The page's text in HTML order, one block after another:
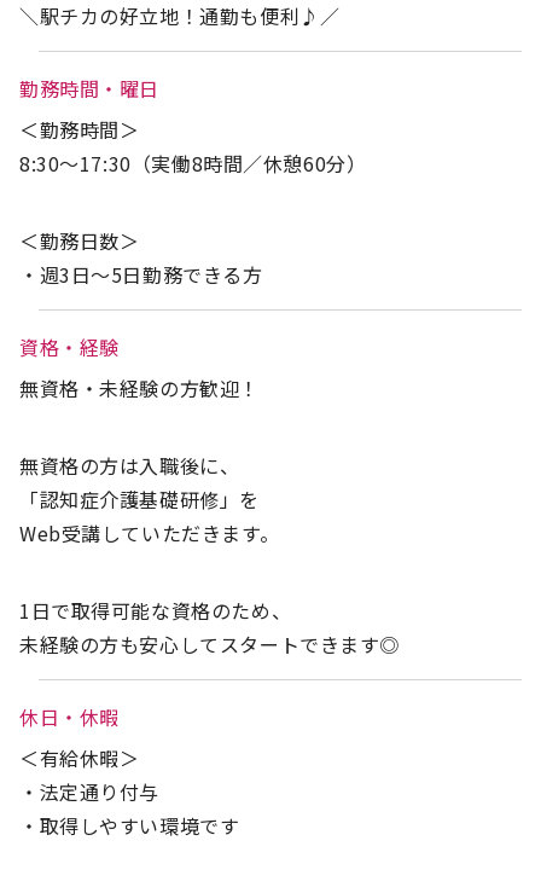
＼駅チカの好立地！通勤も便利♪／
勤務時間・曜日
＜勤務時間＞
8:30～17:30（実働8時間／休憩60分）
＜勤務日数＞
・週3日～5日勤務できる方
資格・経験
無資格・未経験の方歓迎！
無資格の方は入職後に、
「認知症介護基礎研修」を
Web受講していただきます。
1日で取得可能な資格のため、
未経験の方も安心してスタートできます◎
休日・休暇
＜有給休暇＞
・法定通り付与
・取得しやすい環境です